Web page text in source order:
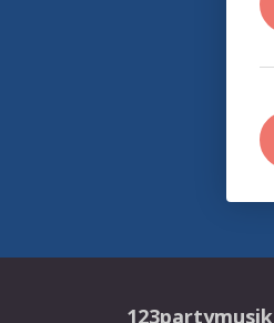
123partymusik